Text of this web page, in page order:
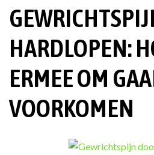
HARDLOPEN:
ERMEE OM
VOORKOMEN